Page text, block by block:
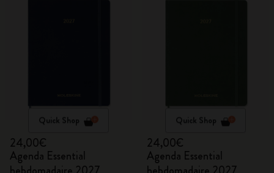
Quick Shop
24,00€
Agenda Essential
Quick Shop
24,00€
Agenda Essential